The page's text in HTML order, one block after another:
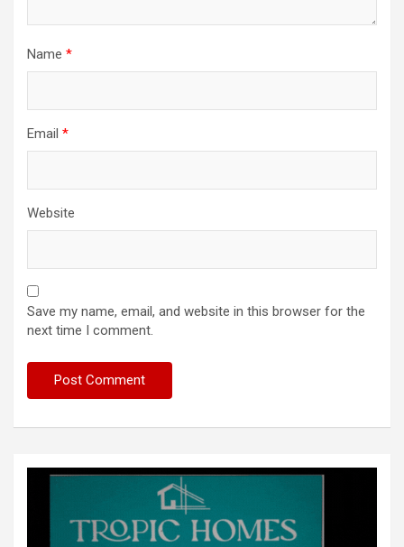
Name *
Email *
Website
Save my name, email, and website in this browser for the
next time I comment.